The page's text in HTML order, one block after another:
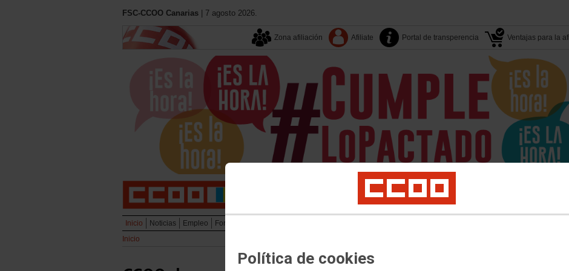
Política de cookies
FSC-CCOO Canarias | 7 agosto 2026.
Zona afiliación Afiliate Portal de transperencia Ventajas para la
Sectores
Inicio Noticias Empleo Formación
Inicio